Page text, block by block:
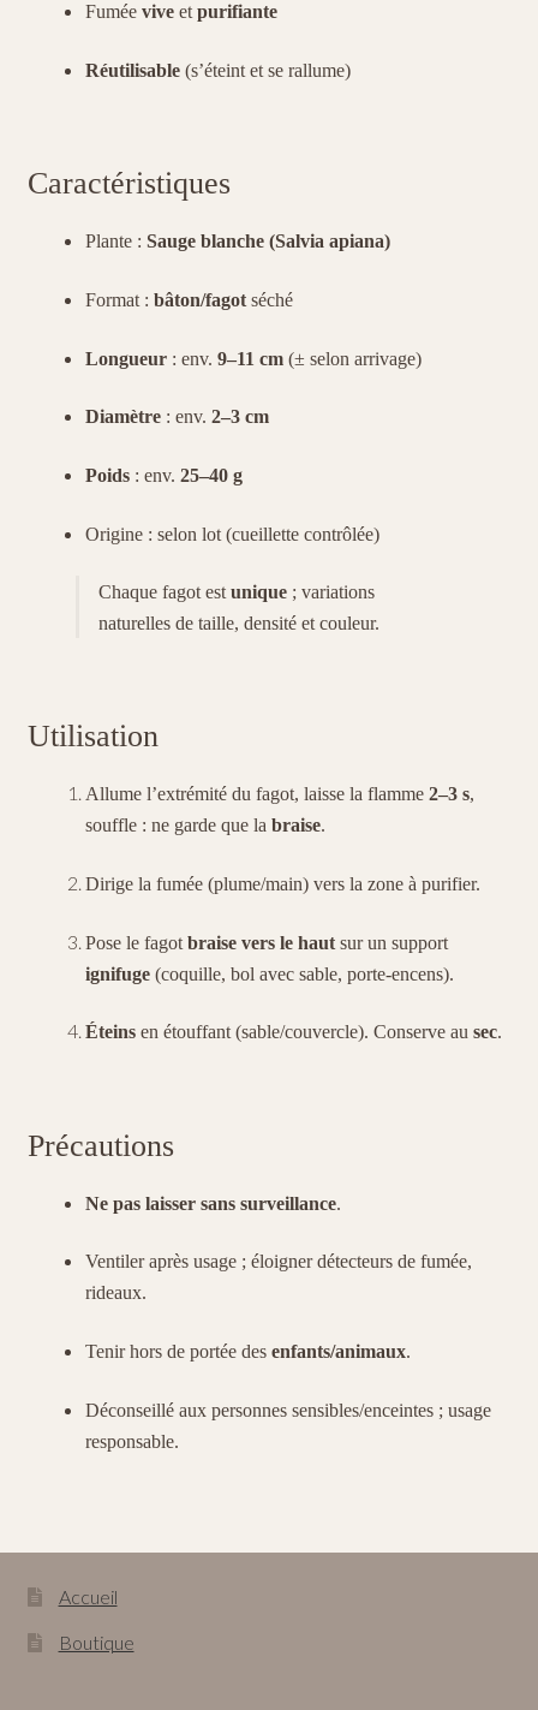
Fumée viveet purifiante
Réutilisable(s’éteint et se rallume)
Caractéristiques
Plante : Sauge blanche (Salvia apiana)
Format : bâton/fagotséché
Longueur: env. 9–11 cm(± selon arrivage)
Diamètre: env. 2–3 cm
Poids: env. 25–40 g
Origine : selon lot (cueillette contrôlée)
Chaque fagot est unique; variations
naturelles de taille, densité et couleur.
Utilisation
Allume l’extrémité du fagot, laisse la flamme 2–3 s,
souffle : ne garde que la braise.
Dirige la fumée (plume/main) vers la zone à purifier.
Pose le fagot braise vers le hautsur un support
ignifuge(coquille, bol avec sable, porte-encens).
Éteinsen étouffant (sable/couvercle). Conserve au sec.
Précautions
Ne pas laisser sans surveillance.
Ventiler après usage ; éloigner détecteurs de fumée,
rideaux.
Tenir hors de portée des enfants/animaux.
Déconseillé aux personnes sensibles/enceintes ; usage
responsable.
Accueil
Boutique